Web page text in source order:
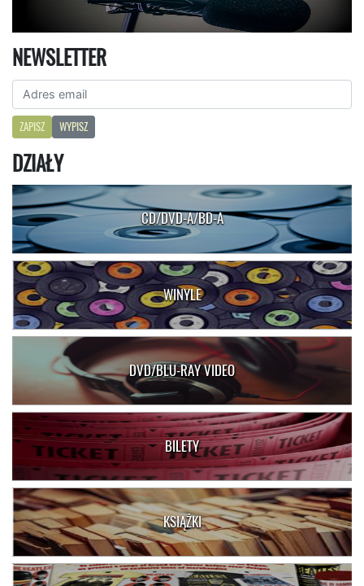
NEWSLETTER
ZAPISZ WYPISZ
DZIAŁY
CD/DVD-A/BD-A
WINYLE
DVD/BLU-RAY VIDEO
BILETY
KSIĄŻKI